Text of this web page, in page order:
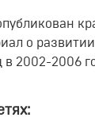
о
в 2002-2006